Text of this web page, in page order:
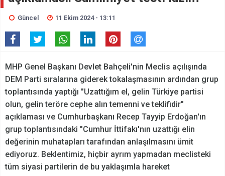
Güncel 11 Ekim 2024 - 13:11
MHP Genel Başkanı Devlet Bahçeli'nin Meclis açılışında
DEM Parti sıralarına giderek tokalaşmasının ardından grup
toplantısında yaptığı "Uzattığım el, gelin Türkiye partisi
olun, gelin teröre cephe alın temenni ve teklifidir"
açıklaması ve Cumhurbaşkanı Recep Tayyip Erdoğan'ın
grup toplantısındaki "Cumhur İttifakı'nın uzattığı elin
değerinin muhatapları tarafından anlaşılmasını ümit
ediyoruz. Beklentimiz, hiçbir ayrım yapmadan meclisteki
tüm siyasi partilerin de bu yaklaşımla hareket